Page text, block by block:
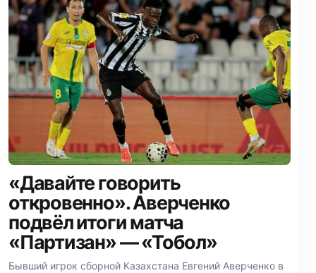
«Давайте говорить
откровенно». Аверченко
подвёл итоги матча
«Партизан» — «Тобол»
Бывший игрок сборной Казахстана Евгений Аверченко в